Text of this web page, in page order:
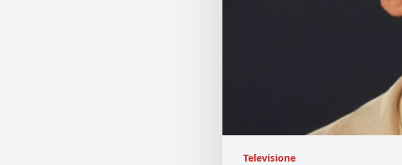
Televisione